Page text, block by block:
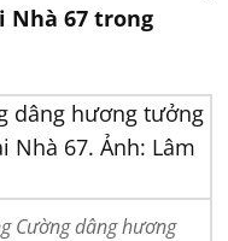
67 trong
Cường dâng hương